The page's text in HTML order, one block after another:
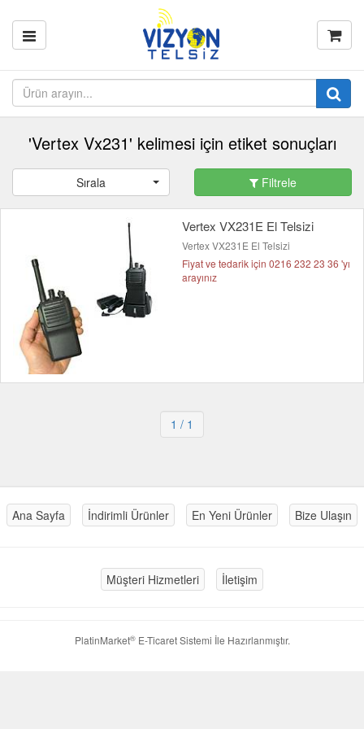
'Vertex Vx231' kelimesi için etiket sonuçları
Sırala Filtrele
Vertex VX231E El Telsizi
Vertex VX231E El Telsizi
Fiyat ve tedarik için 0216 232 23 36 'yı
arayınız
1 / 1
Ana Sayfa İndirimli Ürünler En Yeni Ürünler Bize Ulaşın
Müşteri Hizmetleri İletişim
PlatinMarket®E-Ticaret Sistemi İle Hazırlanmıştır.